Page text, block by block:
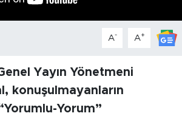
A- A+
Yayın Yönetmeni
konuşulmayanların
Yorum”